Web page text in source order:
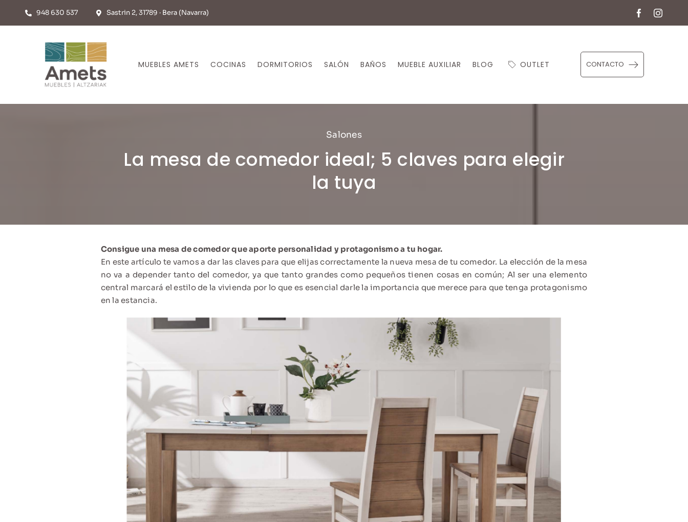
948 630 537 Sastrin 2, 31789 · Bera (Navarra)
MUEBLES AMETS COCINAS DORMITORIOS SALÓN BAÑOS MUEBLE AUXILIAR BLOG OUTLET CONTACTO
Salones
La mesa de comedor ideal; 5 claves para elegir
la tuya
Consigue una mesa de comedor que aporte personalidad y protagonismo a tu hogar.
En este artículo te vamos a dar las claves para que elijas correctamente la nueva mesa de tu comedor. La elección de la mesa
no va a depender tanto del comedor, ya que tanto grandes como pequeños tienen cosas en común; Al ser una elemento
central marcará el estilo de la vivienda por lo que es esencial darle la importancia que merece para que tenga protagonismo
en la estancia.